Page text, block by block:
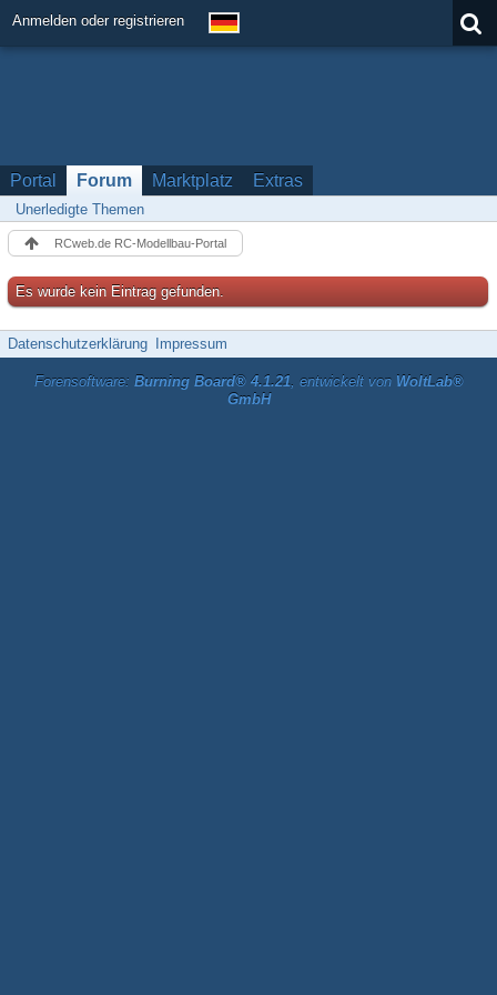
Anmelden oder registrieren
Portal Forum Marktplatz Extras
Unerledigte Themen
RCweb.de RC-Modellbau-Portal
Es wurde kein Eintrag gefunden.
Datenschutzerklärung Impressum
Forensoftware: Burning Board® 4.1.21, entwickelt von WoltLab®
GmbH